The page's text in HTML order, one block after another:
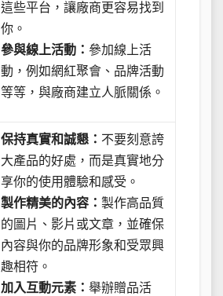
這些平台，讓廠商更容易找到
你。
參與線上活動：參加線上活
動，例如網紅聚會、品牌活動
等等，與廠商建立人脈關係。
保持真實和誠懇： 不要刻意誇
大產品的好處，而是真實地分
享你的使用體驗和感受。
製作精美的內容：製作高品質
的圖片、影片或文章，並確保
內容與你的品牌形象和受眾興
趣相符。
加入互動元素：舉辦贈品活